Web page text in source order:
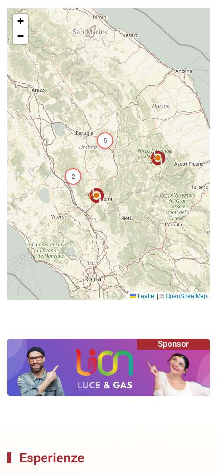
2
5
+
−
Leaflet | ©OpenStreetMap
Sponsor
Esperienze